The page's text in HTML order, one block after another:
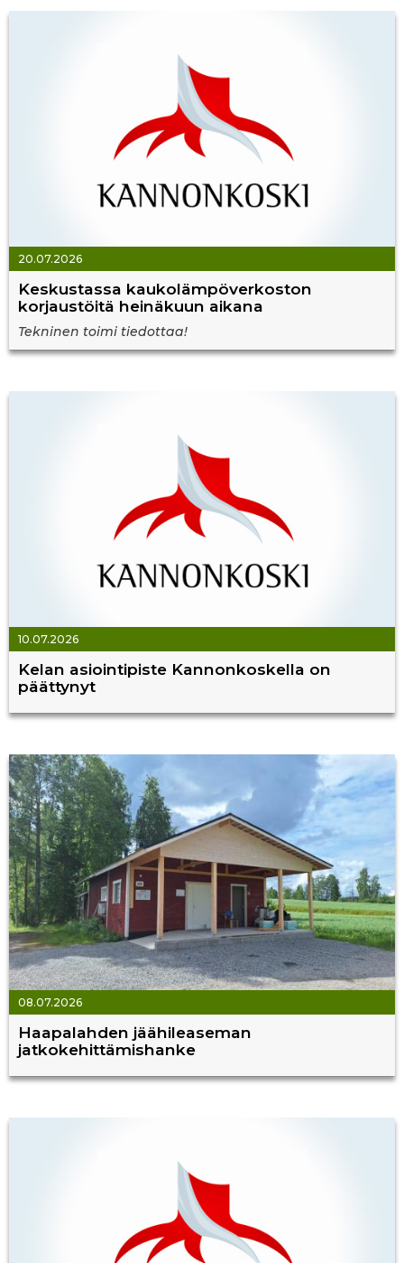
20.07.2026
Keskustassa kaukolämpöverkoston
korjaustöitä heinäkuun aikana
Tekninen toimi tiedottaa!
10.07.2026
Kelan asiointipiste Kannonkoskella on
päättynyt
08.07.2026
Haapalahden jäähileaseman
jatkokehittämishanke